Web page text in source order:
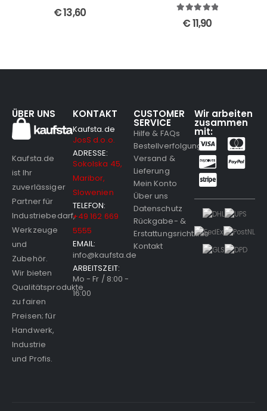
out of 5
€13,60 out of 5
€11,90
ÜBER UNS
Kaufsta.de
ist Ihr
zuverlässiger
Partner für
Industriebedarf,
Werkzeuge
und
Zubehör.
Wir bieten
Qualitätsprodukte
zu fairen
Preisen; für
Handwerk,
Industrie
und Profis.
KONTAKT
Kaufsta.de
JosS d.o.o.
ADRESSE:
Sokolska 45,
Maribor,
Slowenien
TELEFON:
+49 162 669
5555
EMAIL:
info@kaufsta.de
ARBEITSZEIT:
Mo - Fr / 8:00 -
16:00
CUSTOMER
SERVICE
Hilfe & FAQs
Bestellverfolgung
Versand &
Lieferung
Mein Konto
Über uns
Datenschutz
Rückgabe- &
Erstattungsrichtlinie
Kontakt
Wir arbeiten
zusammen
mit: